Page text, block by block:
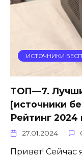
ИСТОЧНИКИ
ТОП—7.
[источники
Рейтинг 2024
27.01.2024
Привет! Сейчас